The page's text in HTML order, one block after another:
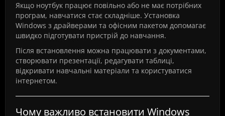
Якщо ноутбук працює повільно або не має потрібних
програм, навчатися стає складніше. Установка
Windows з драйверами та офісним пакетом допомагає
швидко підготувати пристрій до навчання.
Після встановлення можна працювати з документами,
створювати презентації, редагувати таблиці,
відкривати навчальні матеріали та користуватися
інтернетом.
Чому важливо встановити Windows